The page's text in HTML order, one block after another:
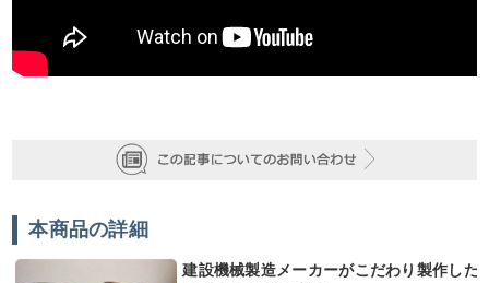
本商品の詳細
建設機械製造メーカーがこだわり製作した